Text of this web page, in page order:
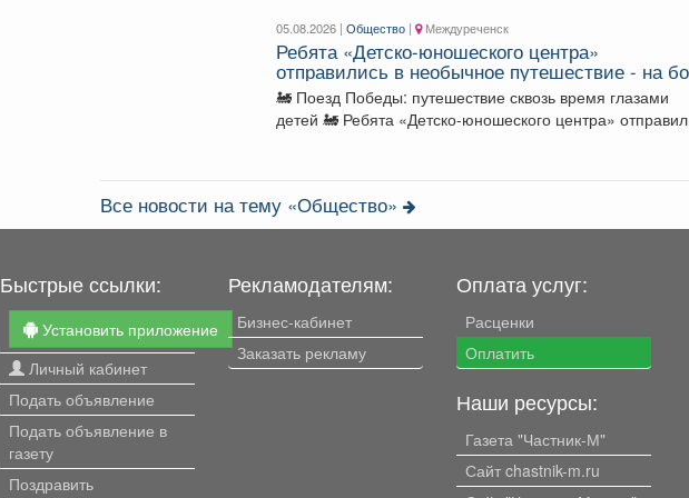
05.08.2026 |Общество | Междуреченск
Ребята «Детско-юношеского центра»
отправились в необычное путешествие - на
«Поезда Победы».
🚂 Поезд Победы: путешествие сквозь время глазами
детей 🚂 Ребята «Детско-юношеского центра» отправились
Все новости на тему «Общество»
Быстрые ссылки:
Установить приложение
Личный кабинет
Подать объявление
Подать объявление в
газету
Поздравить
Рекламодателям:
Бизнес-кабинет
Заказать рекламу
Оплата услуг:
Расценки
Оплатить
Наши ресурсы:
Газета "Частник-М"
Сайт chastnik-m.ru